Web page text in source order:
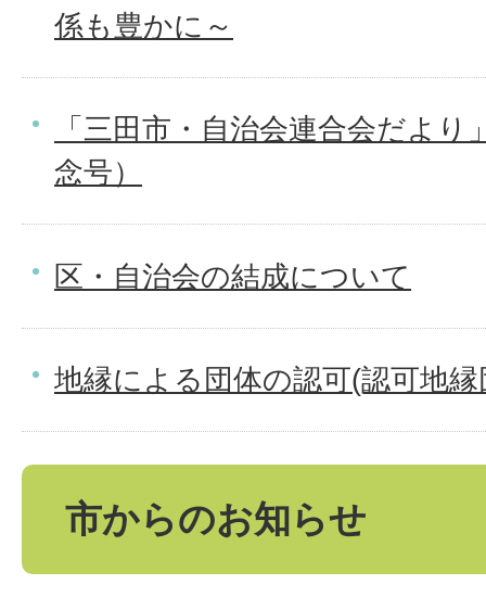
係も豊かに～
「三田市・自治会連合会だよ
念号）
区・自治会の結成について
地縁による団体の認可(認可地縁
市からのお知らせ